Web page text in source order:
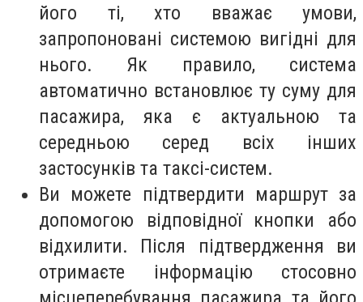
його ті, хто вважає умови,
запропоновані системою вигідні для
нього. Як правило, система
автоматично встановлює ту суму для
пасажира, яка є актуальною та
середньою серед всіх інших
застосунків та таксі-систем.
Ви можете підтвердити маршрут за
допомогою відповідної кнопки або
відхилити. Після підтвердження ви
отримаєте інформацію стосовно